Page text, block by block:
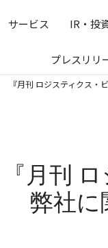
式会社の公式企業
サービス IR・投
プレスリリ
『月刊 ロジスティクス・
『月刊
弊社に